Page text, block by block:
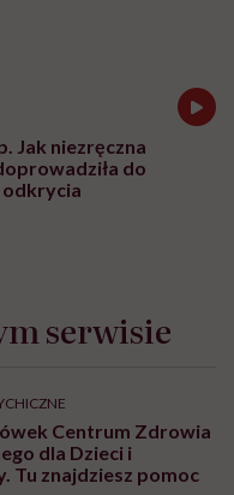
Jak niezręczna
do
serwisie
Centrum Zdrowia
dla Dzieci i
Tu znajdziesz pomoc